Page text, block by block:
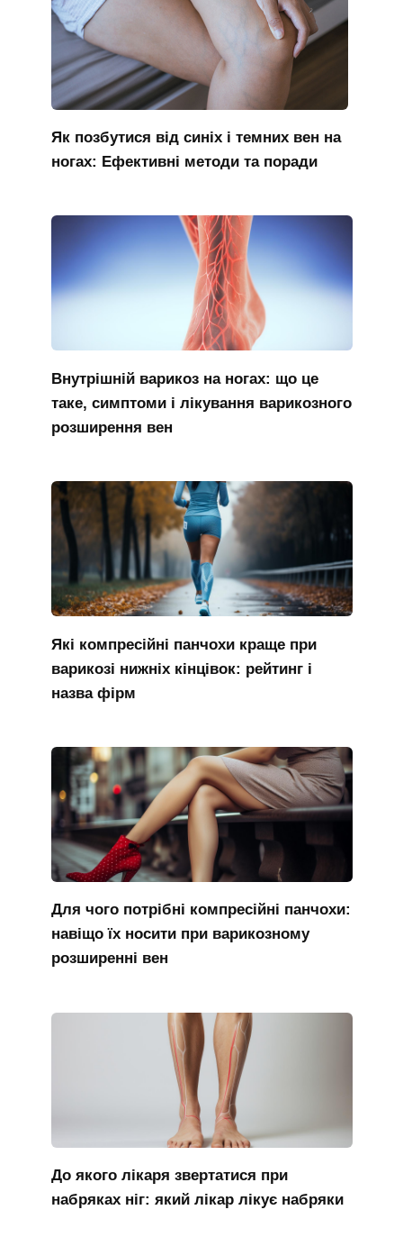
Як позбутися від синіх і темних вен на
ногах: Ефективні методи та поради
Внутрішній варикоз на ногах: що це
таке, симптоми і лікування варикозного
розширення вен
Які компресійні панчохи краще при
варикозі нижніх кінцівок: рейтинг і
назва фірм
Для чого потрібні компресійні панчохи:
навіщо їх носити при варикозному
розширенні вен
До якого лікаря звертатися при
набряках ніг: який лікар лікує набряки